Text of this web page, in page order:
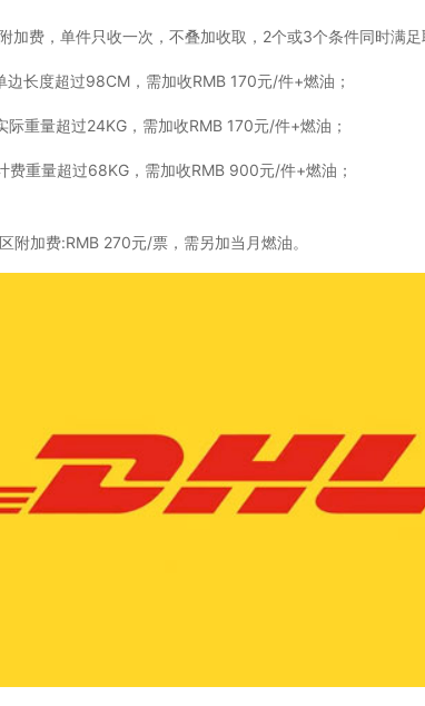
加费，单件只收一次，不叠加收取，2个或3个条件同时满足
边长度超过98CM，需加收RMB 170元/件+燃油；
际重量超过24KG，需加收RMB 170元/件+燃油；
费重量超过68KG，需加收RMB 900元/件+燃油；
附加费:RMB 270元/票，需另加当月燃油。